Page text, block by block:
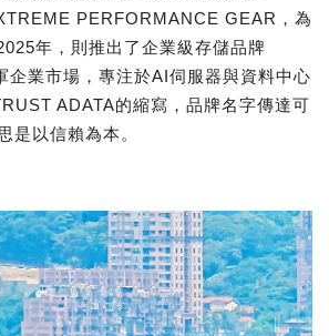
PERFORMANCE GEAR，為
年，則推出了企業級存儲品牌
企業市場，專注於AI伺服器與資料中心
ADATA的縮寫，品牌名字傳達可
是以信賴為本。